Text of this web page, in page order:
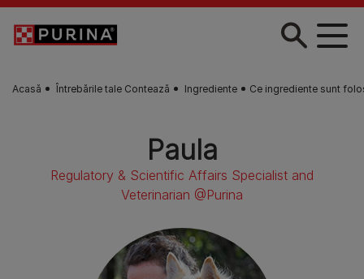
Skip to main content
Acasă Întrebările tale Contează Ingrediente Ce ingrediente sunt
Paula
Regulatory & Scientific Affairs Specialist and
Veterinarian @Purina